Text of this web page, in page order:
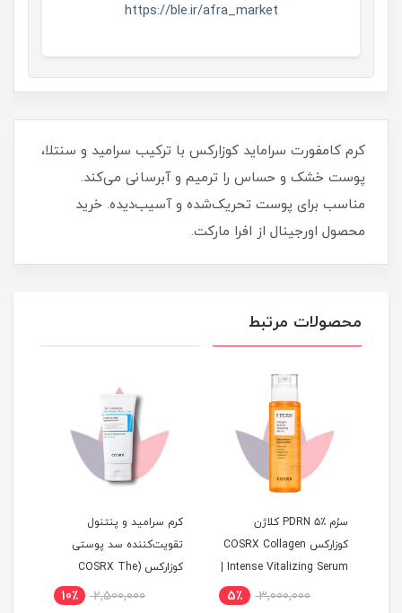
https://ble.ir/afra_market
کرم کامفورت سراماید کوزارکس با ترکیب سرامید و سنتلا،
پوست خشک و حساس را ترمیم و آبرسانی می‌کند.
مناسب برای پوست تحریک‌شده و آسیب‌دیده. خرید
محصول اورجینال از افرا مارکت.
محصولات مرتبط
سرُم PDRN ۵٪ کلاژن
کوزارکس COSRX Collagen
جوانساز، سفت کننده و
3,000,000 5٪
کرم سرامید و پنتنول
تقویت‌کننده سد پوستی
کوزارکس (COSRX The
Ceramide Skin Barrier
2,500,000 10٪